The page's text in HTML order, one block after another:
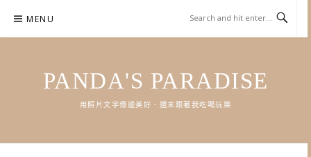
content
MENU
PANDA'S PARADISE
用照片文字傳遞美好．週末跟著我吃喝玩樂